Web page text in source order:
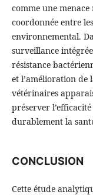
comme une
coordonnée entre
environnemental.
surveillance
résistance
et l’amélioration de
vétérinaires
préserver
durablement la
CONCLUSION
Cette étude